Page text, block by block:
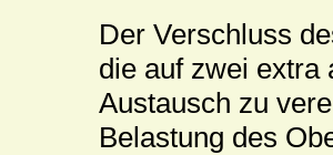
Der Verschluss
die auf zwei extra
Austausch zu
Belastung des